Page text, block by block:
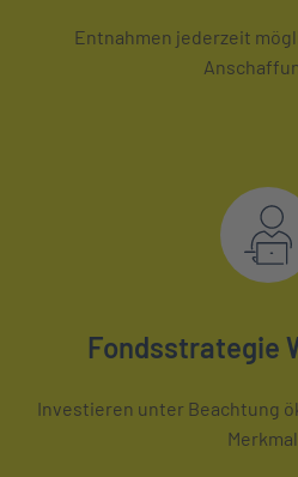
Entnahmen jederzeit
Fondsstrategie
Investieren unter Beachtung